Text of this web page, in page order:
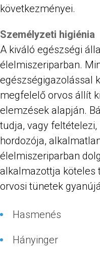
következményei.
Személyzeti higiénia
A kiváló egészségi
élelmiszeriparban.
egészségigazolással
megfelelő orvos állít
elemzések alapján.
tudja, vagy
hordozója,
élelmiszeriparban
alkalmazottja köteles
orvosi tünetek
Hasmenés
Hányinger